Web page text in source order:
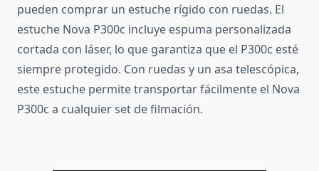
pueden comprar un estuche rígido con ruedas. El
estuche Nova P300c incluye espuma personalizada
cortada con láser, lo que garantiza que el P300c esté
siempre protegido. Con ruedas y un asa telescópica,
este estuche permite transportar fácilmente el Nova
P300c a cualquier set de filmación.